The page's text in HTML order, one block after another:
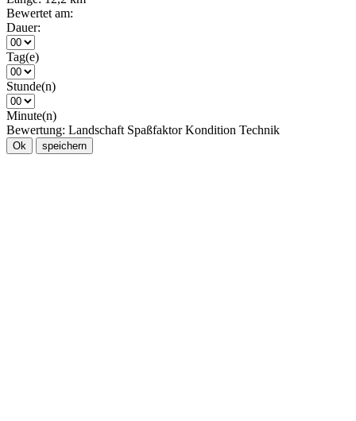
Bewertet am:
Dauer:
Tag(e)
Stunde(n)
Minute(n)
Bewertung: Landschaft Spaßfaktor Kondition Technik
Ok speichern